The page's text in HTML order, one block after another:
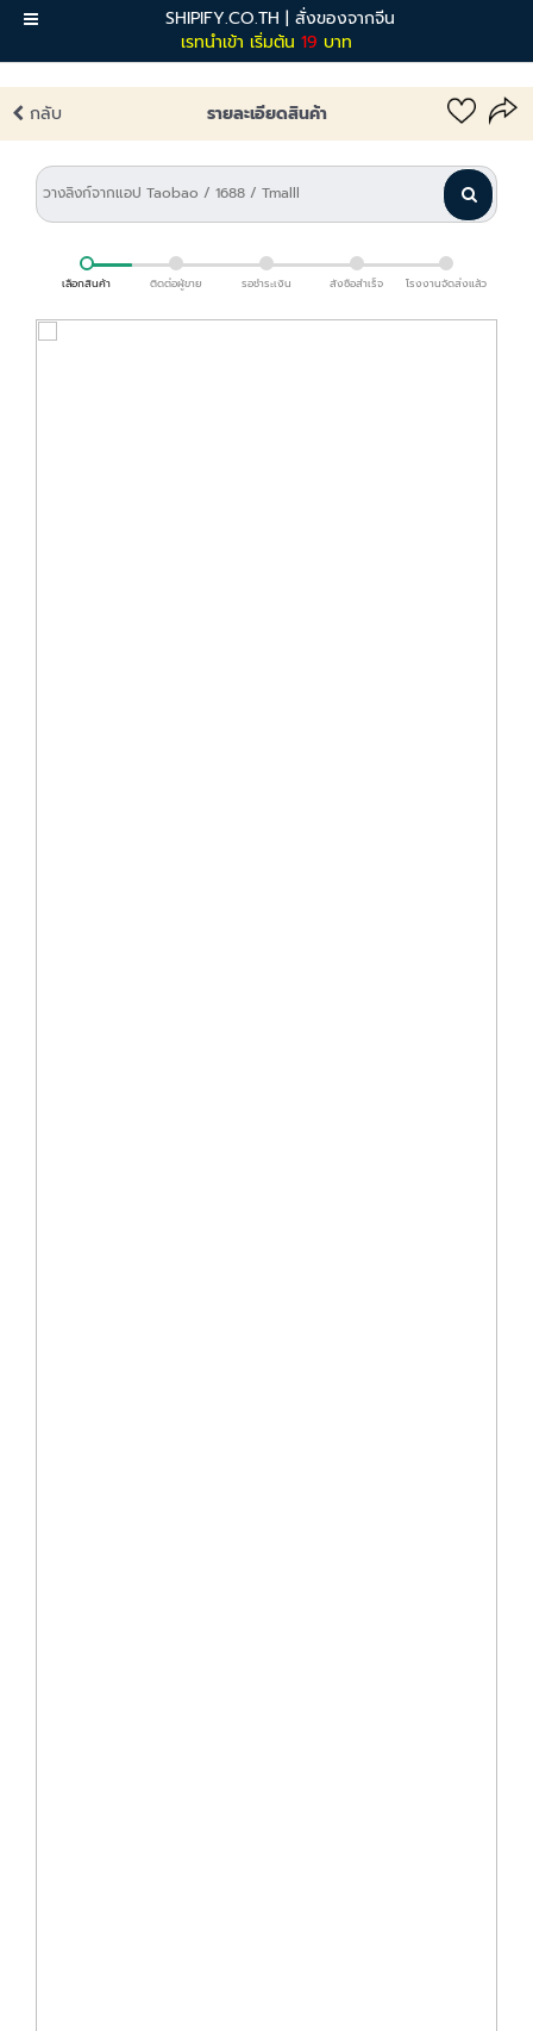
SHIPIFY.CO.TH | สั่งของจากจีน
เรทนำเข้า เริ่มต้น 19 บาท
เมนู
กลับ รายละเอียดสินค้า
เลือกสินค้า ติดต่อผู้ขาย รอชำระเงิน สั่งซื้อสำเร็จ โรงงานจัดส่งแล้ว